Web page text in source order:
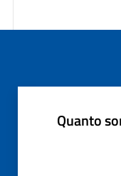
Quanto